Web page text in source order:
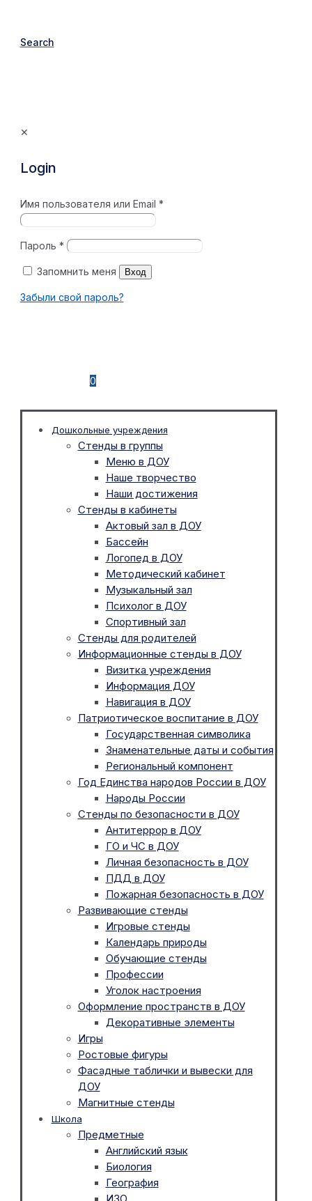
Search
✕
Login
Имя пользователя или Email *
Пароль *
Запомнить меня Вход
Забыли свой пароль?
0
Дошкольные учреждения
Стенды в группы
Меню в ДОУ
Наше творчество
Наши достижения
Стенды в кабинеты
Актовый зал в ДОУ
Бассейн
Логопед в ДОУ
Методический кабинет
Музыкальный зал
Психолог в ДОУ
Спортивный зал
Стенды для родителей
Информационные стенды в ДОУ
Визитка учреждения
Информация ДОУ
Навигация в ДОУ
Патриотическое воспитание в ДОУ
Государственная символика
Знаменательные даты и события
Региональный компонент
Год Единства народов России в ДОУ
Народы России
Стенды по безопасности в ДОУ
Антитеррор в ДОУ
ГО и ЧС в ДОУ
Личная безопасность в ДОУ
ПДД в ДОУ
Пожарная безопасность в ДОУ
Развивающие стенды
Игровые стенды
Календарь природы
Обучающие стенды
Профессии
Уголок настроения
Оформление пространств в ДОУ
Декоративные элементы
Игры
Ростовые фигуры
Фасадные таблички и вывески для
ДОУ
Магнитные стенды
Школа
Предметные
Английский язык
Биология
География